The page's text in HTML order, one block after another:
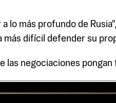
más profundo de
difícil defender su
las negociaciones pongan